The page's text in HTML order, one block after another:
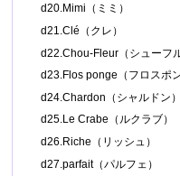
d20.Mimi（ミミ）
d21.Clé（クレ）
d22.Chou-Fleur（シューフ
d23.Flos ponge（フロスポ
d24.Chardon（シャルドン）
d25.Le Crabe（ルクラブ）
d26.Riche（リッシュ）
d27.parfait（パルフェ）